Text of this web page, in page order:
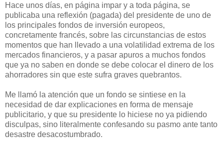
Hace unos días, en página impar y a toda página, se
publicaba una reflexión (pagada) del presidente de uno de
los principales fondos de inversión europeos,
concretamente francés, sobre las circunstancias de estos
momentos que han llevado a una volatilidad extrema de los
mercados financieros, y a pasar apuros a muchos fondos
que ya no saben en donde se debe colocar el dinero de los
ahorradores sin que este sufra graves quebrantos.
Me llamó la atención que un fondo se sintiese en la
necesidad de dar explicaciones en forma de mensaje
publicitario, y que su presidente lo hiciese no ya pidiendo
disculpas, sino literalmente confesando su pasmo ante tanto
desastre desacostumbrado.